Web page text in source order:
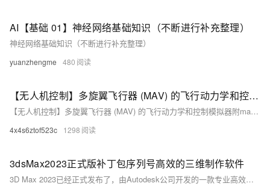
AI【基础 01】神经网络基础知识（不断进行补充整理）
神经网络基础知识（不断进行补充整理）
yuanzhengme 480
【无人机控制】多旋翼飞行器 (MAV) 的飞行动力学和控制模拟器附matlab代码
【无人机控制】多旋翼飞行器 (MAV) 的飞行动力学和控制模拟器附matlab代码
4x4s6ztof523c 1298
3dsMax2023正式版补丁包序列号高效的三维制作软件
3D Max 2023已经正式发布了，由Autodesk公司开发的一款专业高效的三维制作软件，集三维建模、动画和渲染三大功能于一体，目前广泛应用于工业设计、建筑设计、三维动画、广告、影视、多媒体制作、游戏、辅助教学以及工程可视化等领域。我还是比较习惯用2023的版本。